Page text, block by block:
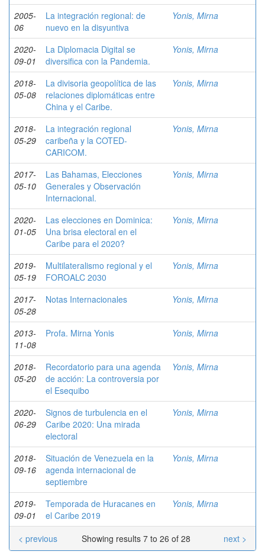
2005-
06
La integración regional: de
nuevo en la disyuntiva
Yonis, Mirna
2020-
09-01
La Diplomacia Digital se
diversifica con la Pandemia.
Yonis, Mirna
2018-
05-08
La divisoria geopolítica de las
relaciones diplomáticas entre
China y el Caribe.
Yonis, Mirna
2018-
05-29
La integración regional
caribeña y la COTED-
CARICOM.
Yonis, Mirna
2017-
05-10
Las Bahamas, Elecciones
Generales y Observación
Internacional.
Yonis, Mirna
2020-
01-05
Las elecciones en Dominica:
Una brisa electoral en el
Caribe para el 2020?
Yonis, Mirna
2019-
05-19
Multilateralismo regional y el
FOROALC 2030
Yonis, Mirna
2017-
05-28
Notas Internacionales Yonis, Mirna
2013-
11-08
Profa. Mirna Yonis Yonis, Mirna
2018-
05-20
Recordatorio para una agenda
de acción: La controversia por
el Esequibo
Yonis, Mirna
2020-
06-29
Signos de turbulencia en el
Caribe 2020: Una mirada
electoral
Yonis, Mirna
2018-
09-16
Situación de Venezuela en la
agenda internacional de
septiembre
Yonis, Mirna
2019-
09-01
Temporada de Huracanes en
el Caribe 2019
Yonis, Mirna
Showing results 7 to 26 of 28
< previous next >